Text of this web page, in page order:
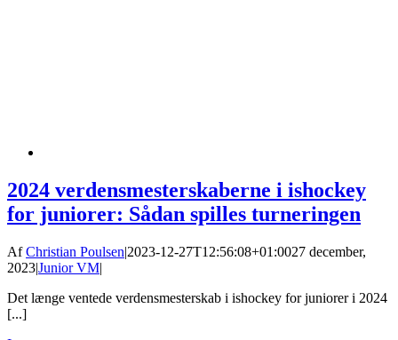
2024 verdensmesterskaberne i ishockey
for juniorer: Sådan spilles turneringen
AfChristian Poulsen|2023-12-27T12:56:08+01:0027 december,
2023|Junior VM|
Det længe ventede verdensmesterskab i ishockey for juniorer i 2024
[...]